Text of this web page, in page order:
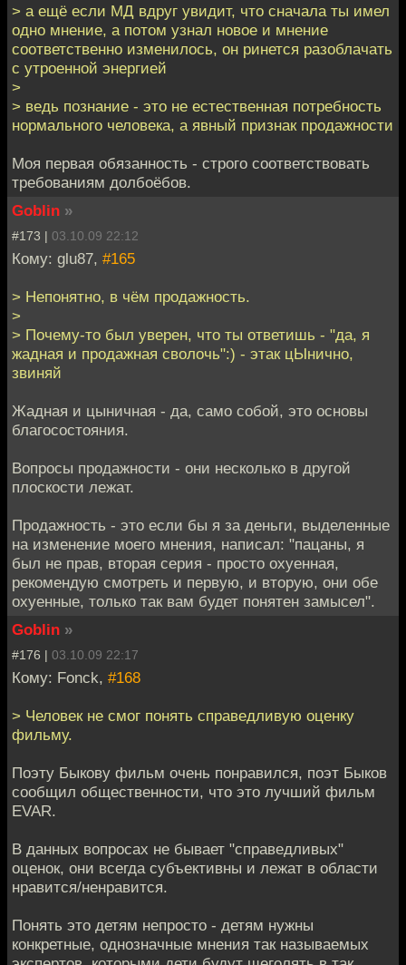
> а ещё если МД вдруг увидит, что сначала ты имел
одно мнение, а потом узнал новое и мнение
соответственно изменилось, он ринется разоблачать
с утроенной энергией
>
> ведь познание - это не естественная потребность
нормального человека, а явный признак продажности
Моя первая обязанность - строго соответствовать
требованиям долбоёбов.
Goblin »
#173 | 03.10.09 22:12
Кому: glu87, #165
> Непонятно, в чём продажность.
>
> Почему-то был уверен, что ты ответишь - "да, я
жадная и продажная сволочь":) - этак цЫнично,
звиняй
Жадная и цыничная - да, само собой, это основы
благосостояния.
Вопросы продажности - они несколько в другой
плоскости лежат.
Продажность - это если бы я за деньги, выделенные
на изменение моего мнения, написал: "пацаны, я
был не прав, вторая серия - просто охуенная,
рекомендую смотреть и первую, и вторую, они обе
охуенные, только так вам будет понятен замысел".
Goblin »
#176 | 03.10.09 22:17
Кому: Fonck, #168
> Человек не смог понять справедливую оценку
фильму.
Поэту Быкову фильм очень понравился, поэт Быков
сообщил общественности, что это лучший фильм
EVAR.
В данных вопросах не бывает "справедливых"
оценок, они всегда субъективны и лежат в области
нравится/ненравится.
Понять это детям непросто - детям нужны
конкретные, однозначные мнения так называемых